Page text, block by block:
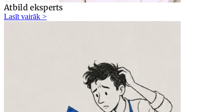
Atbild eksperts
Lasīt vairāk >